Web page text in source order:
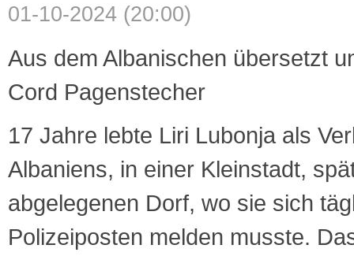
01-10-2024 (20:00)
Aus dem Albanischen übersetzt
Cord Pagenstecher
17 Jahre lebte Liri Lubonja als
Albaniens, in einer Kleinstadt,
abgelegenen Dorf, wo sie sich
Polizeiposten melden musste.